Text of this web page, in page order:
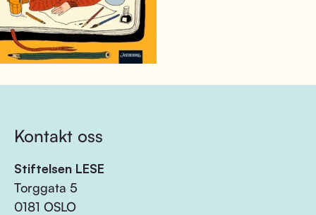
Kontakt oss
Stiftelsen LESE
Torggata 5
0181 OSLO